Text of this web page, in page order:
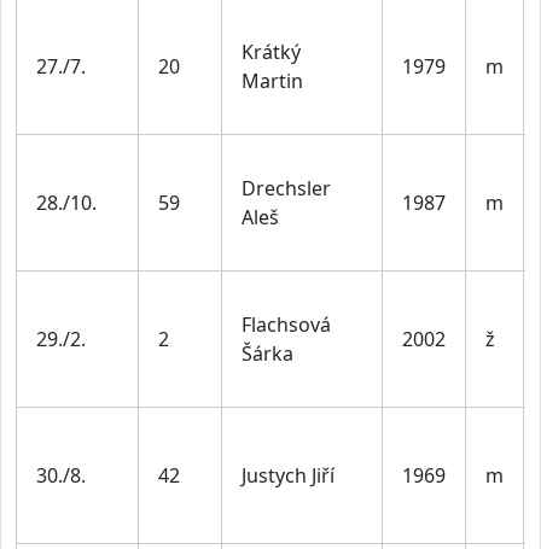
27./7. 20
Krátký
Martin
1979 m
28./10. 59
Drechsler
Aleš
1987 m
29./2. 2
Flachsová
Šárka
2002 ž
30./8. 42 Justych Jiří 1969 m